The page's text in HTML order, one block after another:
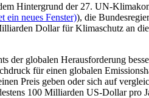
Hintergrund der 27. UN-
ein neues Fenster)), die
Dollar für Klimaschutz an
der globalen Herausforderung
für einen globalen
Preis geben oder sich auf
100 Milliarden US-Dollar